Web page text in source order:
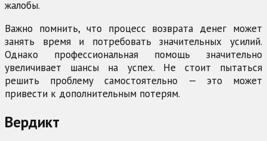
жалобы.
Важно помнить, что процесс возврата денег может
занять время и потребовать значительных усилий.
Однако профессиональная помощь значительно
увеличивает шансы на успех. Не стоит пытаться
решить проблему самостоятельно — это может
привести к дополнительным потерям.
Вердикт